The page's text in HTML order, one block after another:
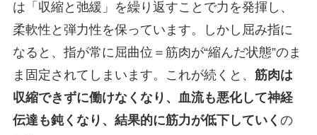
は「収縮と弛緩」を繰り返すことで力を発揮し、
柔軟性と弾力性を保っています。しかし屈み指に
なると、指が常に屈曲位＝筋肉が“縮んだ状態”のま
ま固定されてしまいます。これが続くと、 筋肉は
収縮できずに働けなくなり、血流も悪化して神経
伝達も鈍くなり、結果的に筋力が低下していく の